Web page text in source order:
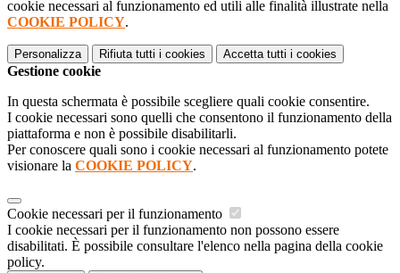
cookie necessari al funzionamento ed utili alle finalità illustrate nella
COOKIE POLICY.
Personalizza Rifiuta tutti i cookies Accetta tutti i cookies
Gestione cookie
In questa schermata è possibile scegliere quali cookie consentire.
I cookie necessari sono quelli che consentono il funzionamento della
piattaforma e non è possibile disabilitarli.
Per conoscere quali sono i cookie necessari al funzionamento potete
visionare la COOKIE POLICY.
Cookie necessari per il funzionamento
I cookie necessari per il funzionamento non possono essere
disabilitati. È possibile consultare l'elenco nella pagina della cookie
policy.